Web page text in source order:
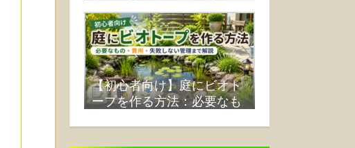
ない原因まで徹底解説
【初心者向け】庭にビオト
ープを作る方法：必要なも